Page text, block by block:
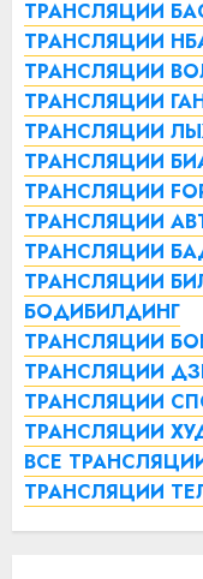
ТРАНСЛЯЦИИ
ТРАНСЛЯЦИИ
ТРАНСЛЯЦИИ
ТРАНСЛЯЦИИ
ТРАНСЛЯЦИИ
ТРАНСЛЯЦИИ
ТРАНСЛЯЦИИ
ТРАНСЛЯЦИИ
ТРАНСЛЯЦИИ
ТРАНСЛЯЦИИ
БОДИБИЛДИНГ
ТРАНСЛЯЦИИ
ТРАНСЛЯЦИИ
ТРАНСЛЯЦИИ
ТРАНСЛЯЦИИ
ВСЕ
ТРАНСЛЯЦИИ